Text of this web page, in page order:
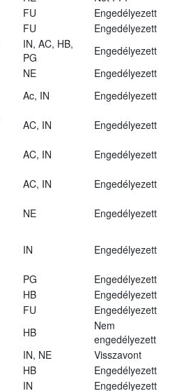
FU
Engedélyezett
FU
Engedélyezett
IN, AC, HB,
PG
Engedélyezett
NE
Engedélyezett
Ac, IN
Engedélyezett
AC, IN
Engedélyezett
AC, IN
Engedélyezett
AC, IN
Engedélyezett
NE
Engedélyezett
IN Engedélyezett
PG
Engedélyezett
HB
Engedélyezett
FU
Engedélyezett
HB
Nem
engedélyezett
IN, NE
Visszavont
HB
Engedélyezett
IN
Engedélyezett